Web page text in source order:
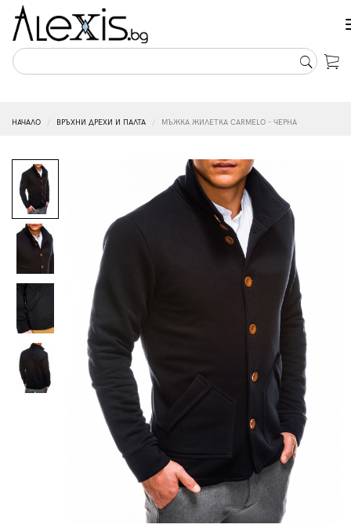
НАЧАЛО ВРЪХНИ ДРЕХИ И ПАЛТА МЪЖКА ЖИЛЕТКА CARMELO - ЧЕРНА